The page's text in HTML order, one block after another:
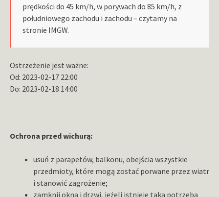
prędkości do 45 km/h, w porywach do 85 km/h, z
południowego zachodu i zachodu – czytamy na
stronie IMGW.
Ostrzeżenie jest ważne:
Od: 2023-02-17 22:00
Do: 2023-02-18 14:00
Ochrona przed wichurą:
usuń z parapetów, balkonu, obejścia wszystkie
przedmioty, które mogą zostać porwane przez wiatr
i stanowić zagrożenie;
zamknij okna i drzwi, jeżeli istnieje taka potrzeba